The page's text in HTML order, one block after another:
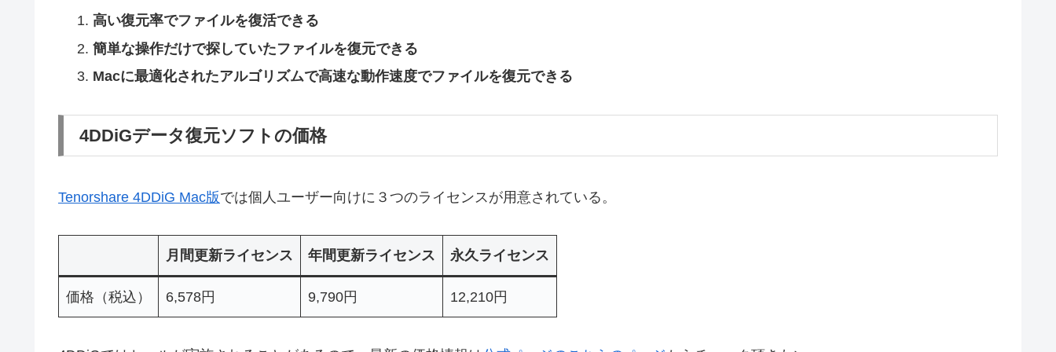
高い復元率でファイルを復活できる
簡単な操作だけで探していたファイルを復元できる
Macに最適化されたアルゴリズムで高速な動作速度でファイルを復元できる
4DDiGデータ復元ソフトの価格
Tenorshare 4DDiG Mac版では個人ユーザー向けに３つのライセンスが用意されている。
月間更新ライセンス 年間更新ライセンス 永久ライセンス
価格（税込） 6,578円 9,790円 12,210‬‬円